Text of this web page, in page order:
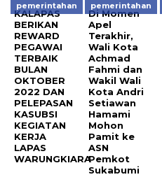
pemerintahan
KALAPAS
BERIKAN
REWARD
PEGAWAI
TERBAIK
BULAN
OKTOBER
2022 DAN
PELEPASAN
KASUBSI
KEGIATAN
KERJA
LAPAS
WARUNGKIARA
pemerintahan
Di Momen
Apel
Terakhir,
Wali Kota
Achmad
Fahmi dan
Wakil Wali
Kota Andri
Setiawan
Hamami
Mohon
Pamit ke
ASN
Pemkot
Sukabumi